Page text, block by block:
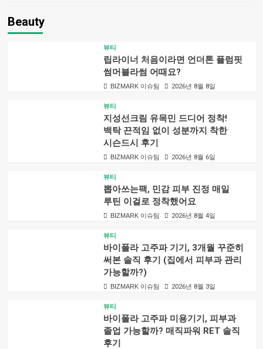
Beauty
뷰티
립라이너 처음이라면 언더톤 플럼핏
썸머블라썸 어때요?
BIZMARK 이슈팀 2026년 8월 8일
뷰티
지성선크림 유목민 드디어 정착!
백탁 끈적임 없이 성분까지 착한
시슨드시 후기
BIZMARK 이슈팀 2026년 8월 6일
뷰티
뽑아쓰는팩, 민감 피부 진정 매일
루틴 이걸로 정착했어요
BIZMARK 이슈팀 2026년 8월 4일
뷰티
바이폴라 고주파 기기, 3개월 꾸준히
써본 솔직 후기 (집에서 피부과 관리
가능할까?)
BIZMARK 이슈팀 2026년 8월 3일
뷰티
바이폴라 고주파 미용기기, 피부과
졸업 가능할까? 매직파워 RET 솔직
후기